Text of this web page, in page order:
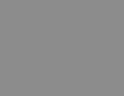
e reflorestado.